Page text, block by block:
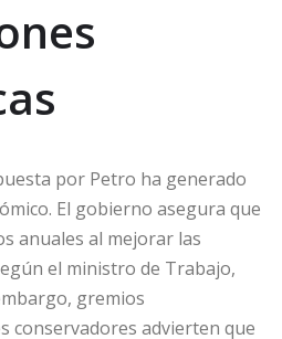
por Petro ha generado
El gobierno asegura que
anuales al mejorar las
el ministro de Trabajo,
gremios
conservadores advierten que